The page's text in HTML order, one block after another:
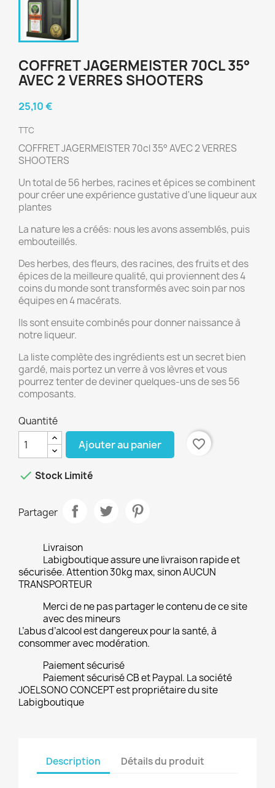
COFFRET JAGERMEISTER 70CL 35°
AVEC 2 VERRES SHOOTERS
25,10 €
TTC
COFFRET JAGERMEISTER 70cl 35° AVEC 2 VERRES
SHOOTERS
Un total de 56 herbes, racines et épices se combinent
pour créer une expérience gustative d'une liqueur aux
plantes
La nature les a créés: nous les avons assemblés, puis
embouteillés.
Des herbes, des fleurs, des racines, des fruits et des
épices de la meilleure qualité, qui proviennent des 4
coins du monde sont transformés avec soin par nos
équipes en 4 macérats.
Ils sont ensuite combinés pour donner naissance à
notre liqueur.
La liste complète des ingrédients est un secret bien
gardé, mais portez un verre à vos lèvres et vous
pourrez tenter de deviner quelques-uns de ses 56
composants.
Quantité
Ajouter au panier favorite_border
 Stock Limité
Partager
Livraison
Labigboutique assure une livraison rapide et
sécurisée. Attention 30kg max, sinon AUCUN
TRANSPORTEUR
Merci de ne pas partager le contenu de ce site
avec des mineurs
L’abus d’alcool est dangereux pour la santé, à
consommer avec modération.
Paiement sécurisé
Paiement sécurisé CB et Paypal. La société
JOELSONO CONCEPT est propriétaire du site
Labigboutique
Description Détails du produit